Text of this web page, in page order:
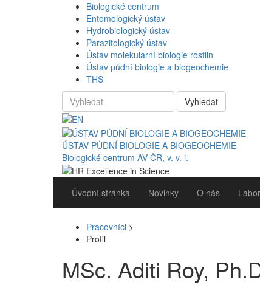
Biologické centrum
Entomologický ústav
Hydrobiologický ústav
Parazitologický ústav
Ústav molekulární biologie rostlin
Ústav půdní biologie a biogeochemie
THS
Vyhledat
ÚSTAV PŮDNÍ BIOLOGIE A BIOGEOCHEMIE
Biologické centrum AV ČR, v. v. i.
Úvodní stránka Novinky O nás
Pracovníci >
Profil
MSc. Aditi Roy,